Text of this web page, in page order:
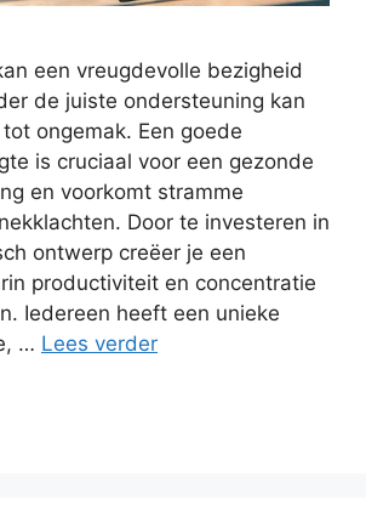
een vreugdevolle bezigheid
de juiste ondersteuning kan
ongemak. Een goede
is cruciaal voor een gezonde
en voorkomt stramme
Door te investeren in
ontwerp creëer je een
productiviteit en concentratie
Iedereen heeft een unieke
… Lees verder